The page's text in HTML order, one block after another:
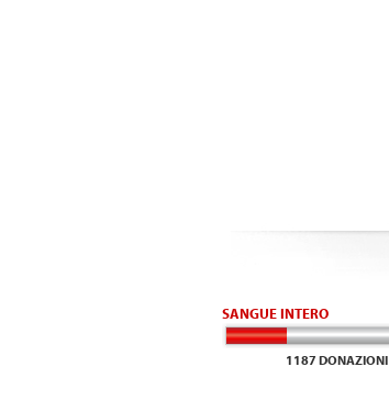
SANGUE INTERO
1187 DONAZIONI